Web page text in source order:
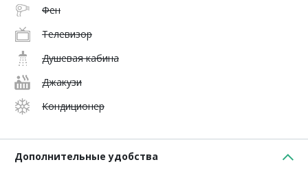
Фен
Телевизор
Душевая кабина
Джакузи
Кондиционер
Дополнительные удобства